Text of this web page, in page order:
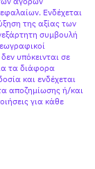
Ενδέχεται
της αξίας των
συμβουλή
υπόκεινται σε
τα διάφορα
και ενδέχεται
αποζημίωσης ή/και
για κάθε